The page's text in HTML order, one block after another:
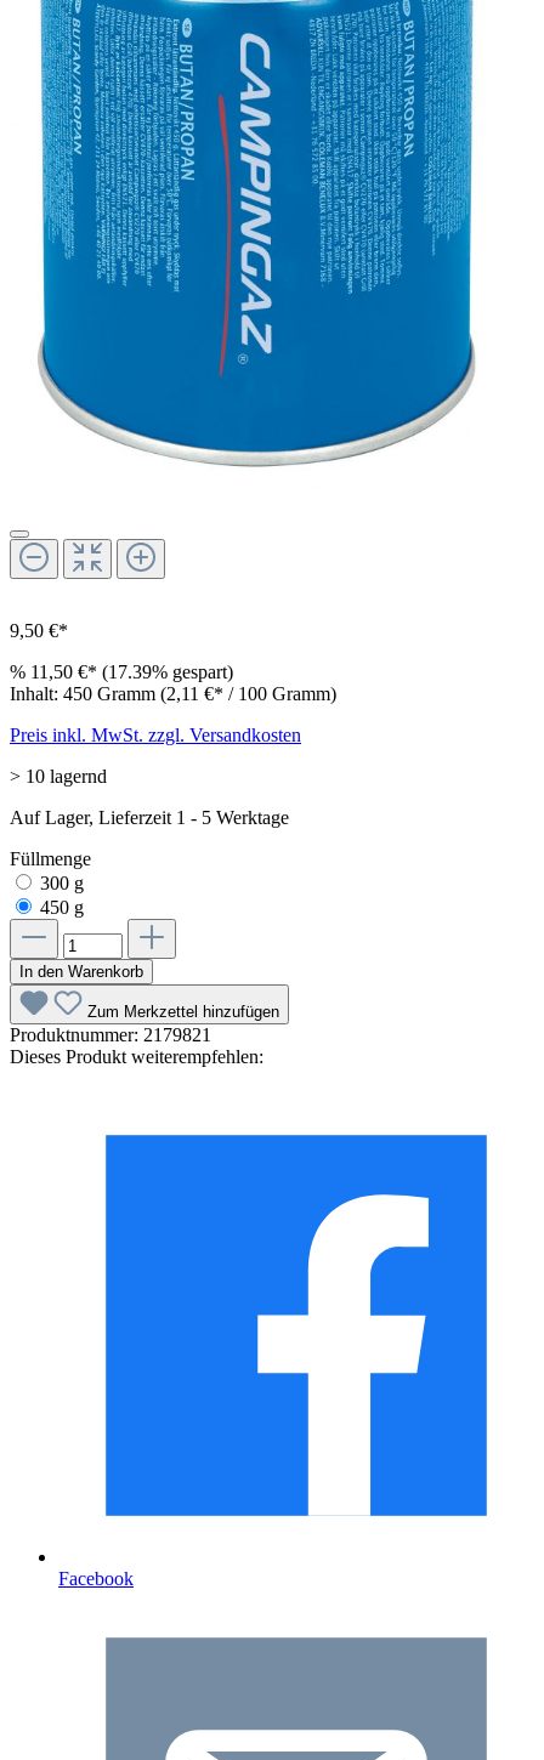
9,50 €*
% 11,50 €* (17.39% gespart)
Inhalt: 450 Gramm (2,11 €* / 100 Gramm)
Preis inkl. MwSt. zzgl. Versandkosten
> 10 lagernd
Auf Lager, Lieferzeit 1 - 5 Werktage
Füllmenge
300 g
450 g
In den Warenkorb
Zum Merkzettel hinzufügen
Produktnummer: 2179821
Dieses Produkt weiterempfehlen:
Facebook